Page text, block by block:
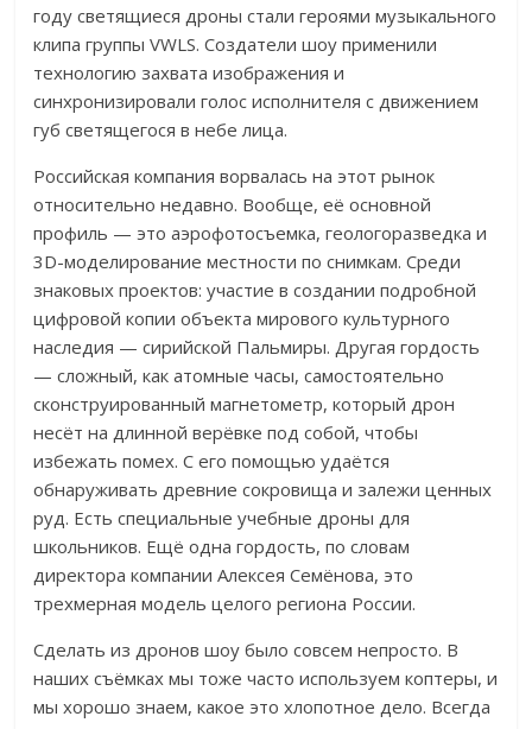
году светящиеся дроны стали героями музыкального
клипа группы VWLS. Создатели шоу применили
технологию захвата изображения и
синхронизировали голос исполнителя с движением
губ светящегося в небе лица.
Российская компания ворвалась на этот рынок
относительно недавно. Вообще, её основной
профиль — это аэрофотосъемка, геологоразведка и
3D-моделирование местности по снимкам. Среди
знаковых проектов: участие в создании подробной
цифровой копии объекта мирового культурного
наследия — сирийской Пальмиры. Другая гордость
— сложный, как атомные часы, самостоятельно
сконструированный магнетометр, который дрон
несёт на длинной верёвке под собой, чтобы
избежать помех. С его помощью удаётся
обнаруживать древние сокровища и залежи ценных
руд. Есть специальные учебные дроны для
школьников. Ещё одна гордость, по словам
директора компании Алексея Семёнова, это
трехмерная модель целого региона России.
Сделать из дронов шоу было совсем непросто. В
наших съёмках мы тоже часто используем коптеры, и
мы хорошо знаем, какое это хлопотное дело. Всегда